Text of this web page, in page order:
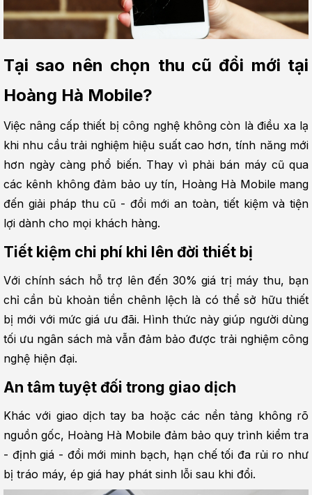
Tại sao nên chọn thu cũ đổi mới tại
Hoàng Hà Mobile?
Việc nâng cấp thiết bị công nghệ không còn là điều xa lạ
khi nhu cầu trải nghiệm hiệu suất cao hơn, tính năng mới
hơn ngày càng phổ biến. Thay vì phải bán máy cũ qua
các kênh không đảm bảo uy tín, Hoàng Hà Mobile mang
đến giải pháp thu cũ - đổi mới an toàn, tiết kiệm và tiện
lợi dành cho mọi khách hàng.
Tiết kiệm chi phí khi lên đời thiết bị
Với chính sách hỗ trợ lên đến 30% giá trị máy thu, bạn
chỉ cần bù khoản tiền chênh lệch là có thể sở hữu thiết
bị mới với mức giá ưu đãi. Hình thức này giúp người dùng
tối ưu ngân sách mà vẫn đảm bảo được trải nghiệm công
nghệ hiện đại.
An tâm tuyệt đối trong giao dịch
Khác với giao dịch tay ba hoặc các nền tảng không rõ
nguồn gốc, Hoàng Hà Mobile đảm bảo quy trình kiểm tra
- định giá - đổi mới minh bạch, hạn chế tối đa rủi ro như
bị tráo máy, ép giá hay phát sinh lỗi sau khi đổi.